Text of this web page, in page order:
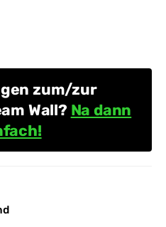
zum/zur
Wall? Na dann